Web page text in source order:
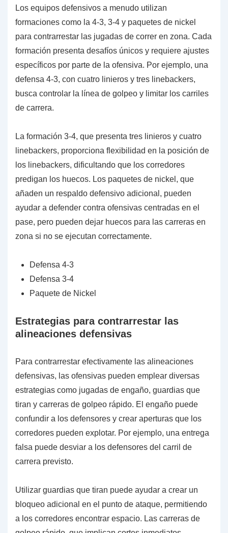
Los equipos defensivos a menudo utilizan
formaciones como la 4-3, 3-4 y paquetes de nickel
para contrarrestar las jugadas de correr en zona. Cada
formación presenta desafíos únicos y requiere ajustes
específicos por parte de la ofensiva. Por ejemplo, una
defensa 4-3, con cuatro linieros y tres linebackers,
busca controlar la línea de golpeo y limitar los carriles
de carrera.
La formación 3-4, que presenta tres linieros y cuatro
linebackers, proporciona flexibilidad en la posición de
los linebackers, dificultando que los corredores
predigan los huecos. Los paquetes de nickel, que
añaden un respaldo defensivo adicional, pueden
ayudar a defender contra ofensivas centradas en el
pase, pero pueden dejar huecos para las carreras en
zona si no se ejecutan correctamente.
Defensa 4-3
Defensa 3-4
Paquete de Nickel
Estrategias para contrarrestar las
alineaciones defensivas
Para contrarrestar efectivamente las alineaciones
defensivas, las ofensivas pueden emplear diversas
estrategias como jugadas de engaño, guardias que
tiran y carreras de golpeo rápido. El engaño puede
confundir a los defensores y crear aperturas que los
corredores pueden explotar. Por ejemplo, una entrega
falsa puede desviar a los defensores del carril de
carrera previsto.
Utilizar guardias que tiran puede ayudar a crear un
bloqueo adicional en el punto de ataque, permitiendo
a los corredores encontrar espacio. Las carreras de